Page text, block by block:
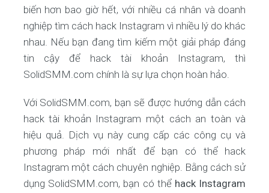
biến hơn bao giờ hết, với nhiều cá nhân và doanh
nghiệp tìm cách hack Instagram vì nhiều lý do khác
nhau. Nếu bạn đang tìm kiếm một giải pháp đáng
tin cậy để hack tài khoản Instagram, thì
SolidSMM.com chính là sự lựa chọn hoàn hảo.
Với SolidSMM.com, bạn sẽ được hướng dẫn cách
hack tài khoản Instagram một cách an toàn và
hiệu quả. Dịch vụ này cung cấp các công cụ và
phương pháp mới nhất để bạn có thể hack
Instagram một cách chuyên nghiệp. Bằng cách sử
dụng SolidSMM.com, bạn có thể hack Instagram